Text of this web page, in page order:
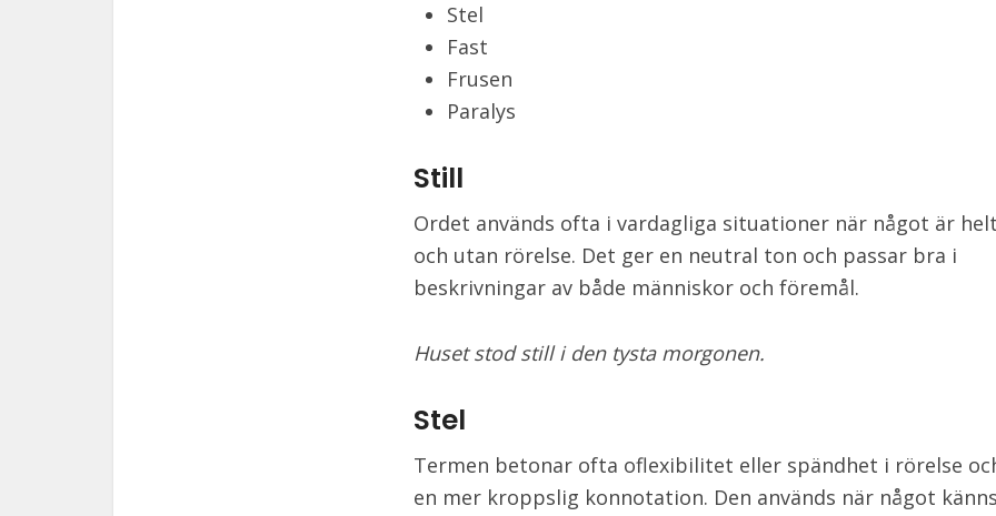
Stel
Fast
Frusen
Paralys
Still
Ordet används ofta i vardagliga situationer när något är
och utan rörelse. Det ger en neutral ton och passar bra i
beskrivningar av både människor och föremål.
Huset stod still i den tysta morgonen.
Stel
Termen betonar ofta oflexibilitet eller spändhet i rörelse
en mer kroppslig konnotation. Den används när något